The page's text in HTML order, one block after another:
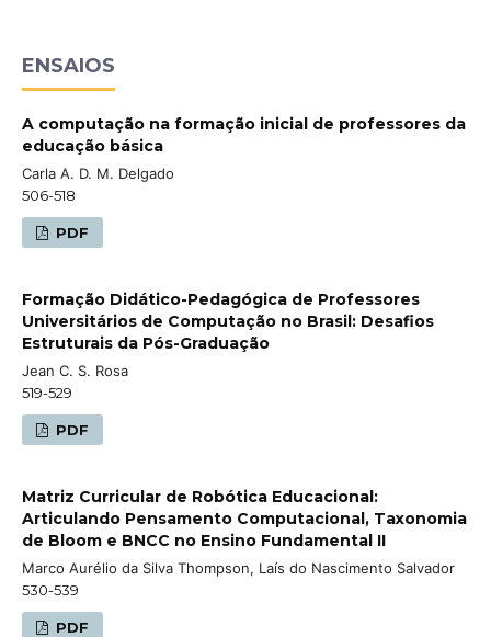
ENSAIOS
A computação na formação inicial de professores da
educação básica
Carla A. D. M. Delgado
506-518
PDF
Formação Didático-Pedagógica de Professores
Universitários de Computação no Brasil: Desafios
Estruturais da Pós-Graduação
Jean C. S. Rosa
519-529
PDF
Matriz Curricular de Robótica Educacional:
Articulando Pensamento Computacional, Taxonomia
de Bloom e BNCC no Ensino Fundamental II
Marco Aurélio da Silva Thompson, Laís do Nascimento Salvador
530-539
PDF